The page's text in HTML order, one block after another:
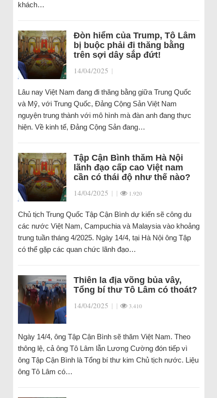
khách…
Đòn hiểm của Trump, Tô Lâm
bị buộc phải đi thăng bằng
trên sợi dây sắp đứt!
14/04/2025 |
Lâu nay Việt Nam đang đi thăng bằng giữa Trung Quốc
và Mỹ, với Trung Quốc, Đảng Cộng Sản Việt Nam
nguyện trung thành với mô hình mà đàn anh đang thực
hiện. Về kinh tế, Đảng Cộng Sản đang…
Tập Cận Bình thăm Hà Nội
lãnh đạo cấp cao Việt nam
cần có thái độ như thế nào?
14/04/2025 | | 1.920
Chủ tịch Trung Quốc Tập Cận Bình dự kiến sẽ công du
các nước Việt Nam, Campuchia và Malaysia vào khoảng
trung tuần tháng 4/2025. Ngày 14/4, tại Hà Nội ông Tập
có thể gặp các quan chức lãnh đạo…
Thiên la địa võng bủa vây,
Tổng bí thư Tô Lâm có thoát?
14/04/2025 | | 3.410
Ngày 14/4, ông Tập Cận Bình sẽ thăm Việt Nam. Theo
thông lệ, cả ông Tô Lâm lẫn Lương Cường đón tiếp vì
ông Tập Cận Bình là Tổng bí thư kim Chủ tịch nước. Liệu
ông Tô Lâm có…